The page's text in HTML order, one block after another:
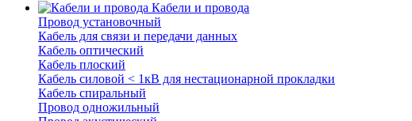
Кабели и провода
Провод установочный
Кабель для связи и передачи данных
Кабель оптический
Кабель плоский
Кабель силовой < 1кВ для нестационарной прокладки
Кабель спиральный
Провод одножильный